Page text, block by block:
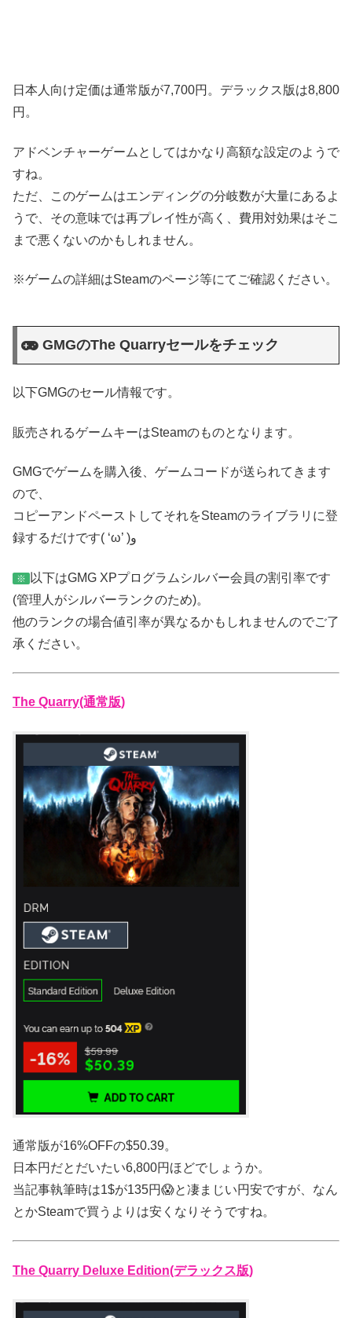
日本人向け定価は通常版が7,700円。デラックス版は8,800
円。
アドベンチャーゲームとしてはかなり高額な設定のようで
すね。
ただ、このゲームはエンディングの分岐数が大量にあるよ
うで、その意味では再プレイ性が高く、費用対効果はそこ
まで悪くないのかもしれません。
※ゲームの詳細はSteamのページ等にてご確認ください。
GMGのThe Quarryセールをチェック
以下GMGのセール情報です。
販売されるゲームキーはSteamのものとなります。
GMGでゲームを購入後、ゲームコードが送られてきます
ので、
コピーアンドペーストしてそれをSteamのライブラリに登
録するだけです( ‘ω’ )و
※
以下はGMG XPプログラムシルバー会員の割引率です
(管理人がシルバーランクのため)。
他のランクの場合値引率が異なるかもしれませんのでご了
承ください。
The Quarry(通常版)
通常版が16%OFFの$50.39。
日本円だとだいたい6,800円ほどでしょうか。
当記事執筆時は1$が135円😱と凄まじい円安ですが、なん
とかSteamで買うよりは安くなりそうですね。
The Quarry Deluxe Edition(デラックス版)